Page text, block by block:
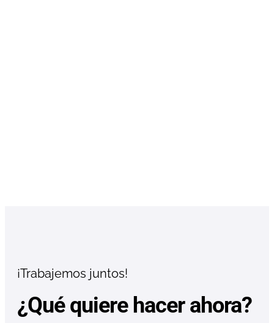
¡Trabajemos juntos!
¿Qué quiere hacer ahora?